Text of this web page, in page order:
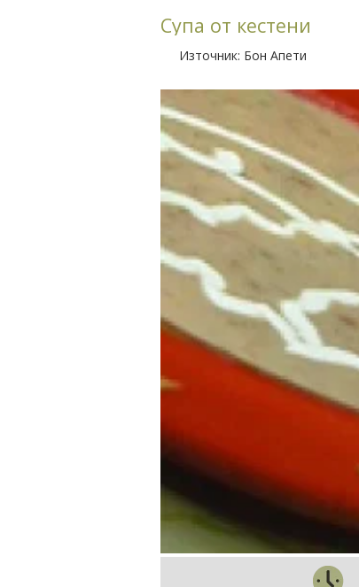
Супа от кестени
Източник: Бон Апети